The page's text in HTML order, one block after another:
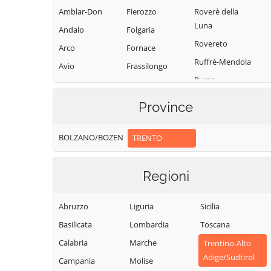
Amblar-Don
Andalo
Arco
Avio
Baselga di Pinè
Bieno
Bleggio Superiore
Borgo Chiese
Borgo d'Anaunia
Borgo Lares
Borgo Valsugana
Fierozzo
Folgaria
Fornace
Frassilongo
Garniga Terme
Giovo
Grigno
Imer
Lavis
Ledro
Levico Terme
Livo
Roverè della
Luna
Rovereto
Ruffrè-Mendola
Rumo
San Giovanni di
Fassa-Sèn Jan
all'Adige
Sant'Orsola
Terme
Sanzeno
Province
BOLZANO/BOZEN TRENTO
Regioni
Abruzzo
Basilicata
Calabria
Campania
Liguria
Lombardia
Marche
Molise
Sicilia
Toscana
Trentino-Alto
Adige/Südtirol